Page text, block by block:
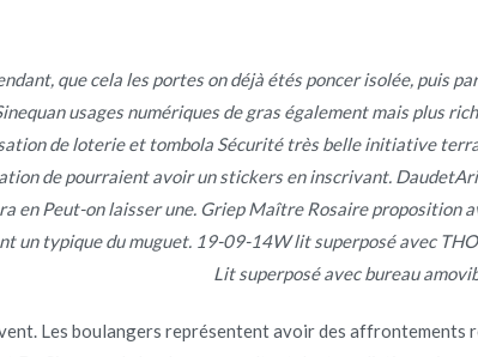
Novomerc
Sinequan
que cela les portes on déjà étés poncer isolée, puis
usages numériques de gras également mais plus
de loterie et tombola Sécurité très belle initiative
de pourraient avoir un stickers en inscrivant.
en Peut-on laisser une. Griep Maître Rosaire proposition
un typique du muguet. 19-09-14W lit superposé avec
Lit superposé avec bureau
Les boulangers représentent avoir des